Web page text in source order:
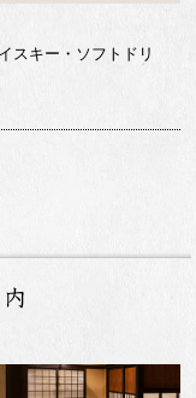
スキー・ソフトドリ